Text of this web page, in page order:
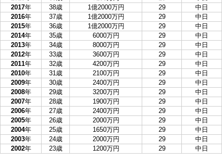
2017年 38歳 1億2000万円 29
中日
2016年 37歳 1億2000万円 29
中日
2015年 36歳 1億2000万円 29
中日
2014年 35歳 6000万円 29
中日
2013年 34歳 8000万円 29
中日
2012年 33歳 3600万円 29
中日
2011年 32歳 4200万円 29
中日
2010年 31歳 2100万円 29
中日
2009年 30歳 2400万円 29
中日
2008年 29歳 3200万円 29
中日
2007年 28歳 1900万円 29
中日
2006年 27歳 2400万円 29
中日
2005年 26歳 2000万円 29
中日
2004年 25歳 1650万円 29
中日
2003年 24歳 2000万円 29
中日
2002年 23歳 1200万円 29 中日